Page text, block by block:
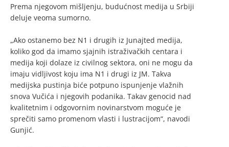
Prema njegovom mišljenju, budućnost medija u Srbiji
deluje veoma sumorno.
„Ako ostanemo bez N1 i drugih iz Junajted medija,
koliko god da imamo sjajnih istraživačkih centara i
medija koji dolaze iz civilnog sektora, oni ne mogu da
imaju vidljivost koju ima N1 i drugi iz JM. Takva
medijska pustinja biće potpuno ispunjenje vlažnih
snova Vučića i njegovih podanika. Takav genocid nad
kvalitetnim i odgovornim novinarstvom moguće je
sprečiti samo promenom vlasti i lustracijom“, navodi
Gunjić.